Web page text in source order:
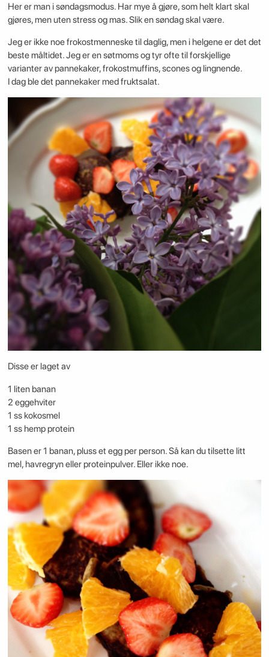
Her er man i søndagsmodus. Har mye å gjøre, som helt klart skal
gjøres, men uten stress og mas. Slik en søndag skal være.
Jeg er ikke noe frokostmenneske til daglig, men i helgene er det det
beste måltidet. Jeg er en søtmoms og tyr ofte til forskjellige
varianter av pannekaker, frokostmuffins, scones og lingnende.
I dag ble det pannekaker med fruktsalat.
Disse er laget av
1 liten banan
2 eggehviter
1 ss kokosmel
1 ss hemp protein
Basen er 1 banan, pluss et egg per person. Så kan du tilsette litt
mel, havregryn eller proteinpulver. Eller ikke noe.